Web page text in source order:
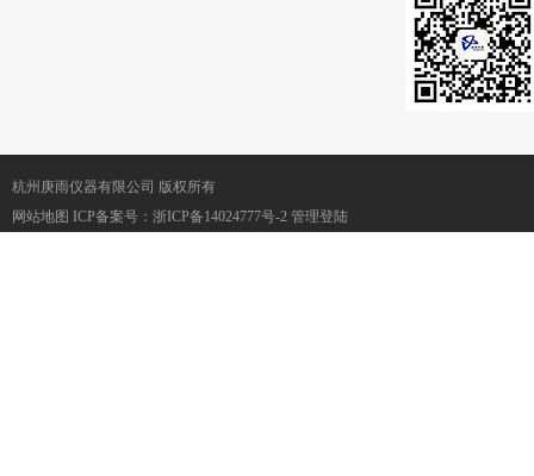
杭州庚雨仪器有限公司 版权所有
网站地图 ICP备案号： 浙ICP备14024777号-2 管理登陆